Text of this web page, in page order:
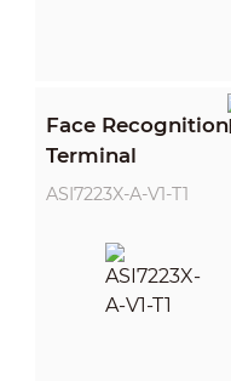
Face Recognition
Terminal
ASI7223X-A-V1-T1